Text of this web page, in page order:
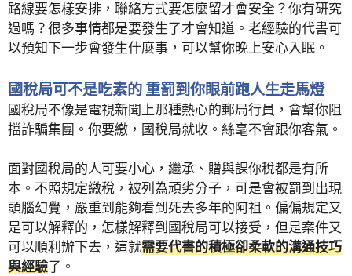
路線要怎樣安排，聯絡方式要怎麼留才會安全？你有研究
過嗎？很多事情都是要發生了才會知道。老經驗的代書可
以預知下一步會發生什麼事，可以幫你晚上安心入眠。
國稅局可不是吃素的 重罰到你眼前跑人生走馬燈
國稅局不像是電視新聞上那種熱心的郵局行員，會幫你阻
擋詐騙集團。你要繳，國稅局就收。絲毫不會跟你客氣。
面對國稅局的人可要小心，繼承、贈與課你稅都是有所
本。不照規定繳稅，被列為頑劣分子，可是會被罰到出現
頭腦幻覺，嚴重到能夠看到死去多年的阿祖。偏偏規定又
是可以解釋的，怎樣解釋到國稅局可以接受，但是案件又
可以順利辦下去，這就需要代書的積極卻柔軟的溝通技巧
與經驗了。